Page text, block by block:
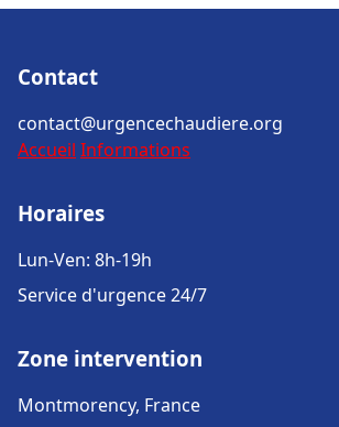
Contact
contact@urgencechaudiere.org
Accueil Informations
Horaires
Lun-Ven: 8h-19h
Service d'urgence 24/7
Zone intervention
Montmorency, France